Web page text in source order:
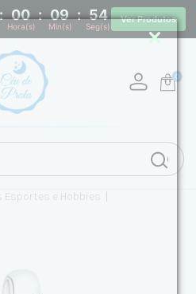
00 : 09 : 54
Hora(s) Min(s) Seg(s)
Ver Produtos
0
Esportes e Hobbies